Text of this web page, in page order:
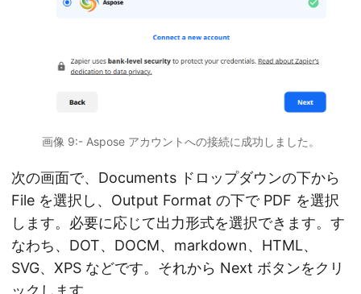
画像 9:- Aspose アカウントへの接続に成功しました。
次の画面で、Documents ドロップダウンの下から
File を選択し、Output Format の下で PDF を選択
します。必要に応じて出力形式を選択できます。す
なわち、DOT、DOCM、markdown、HTML、
SVG、XPS などです。それから Next ボタンをクリ
ックします。